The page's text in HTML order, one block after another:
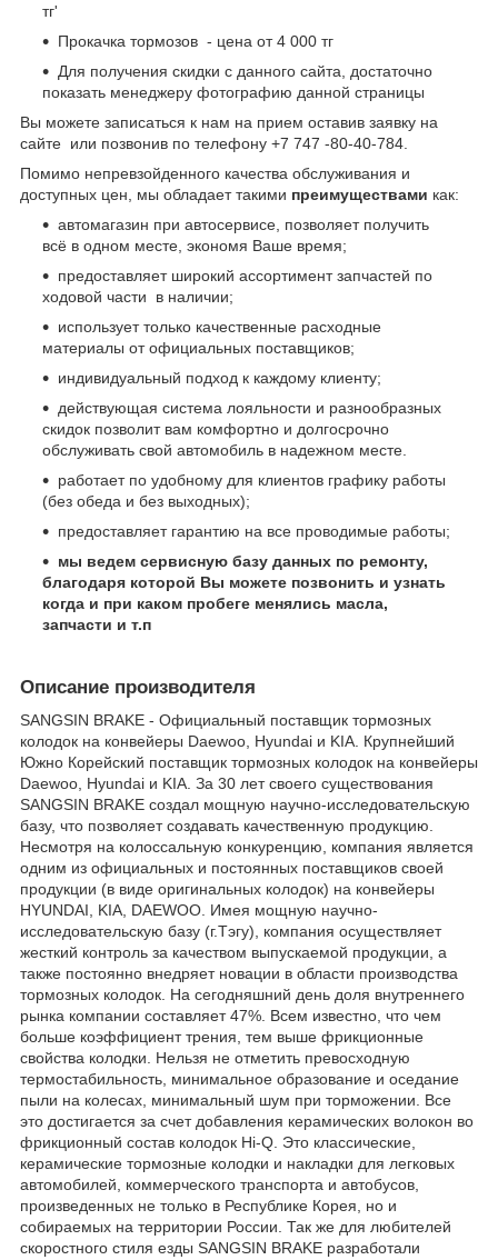
тг'
Прокачка тормозов - цена от 4 000 тг
Для получения скидки с данного сайта, достаточно
показать менеджеру фотографию данной страницы
Вы можете записаться к нам на прием оставив заявку на
сайте или позвонив по телефону +7 747 -80-40-784.
Помимо непревзойденного качества обслуживания и
доступных цен, мы обладает такими преимуществами как:
автомагазин при автосервисе, позволяет получить
всё в одном месте, экономя Ваше время;
предоставляет широкий ассортимент запчастей по
ходовой части в наличии;
использует только качественные расходные
материалы от официальных поставщиков;
индивидуальный подход к каждому клиенту;
действующая система лояльности и разнообразных
скидок позволит вам комфортно и долгосрочно
обслуживать свой автомобиль в надежном месте.
работает по удобному для клиентов графику работы
(без обеда и без выходных);
предоставляет гарантию на все проводимые работы;
мы ведем сервисную базу данных по ремонту,
благодаря которой Вы можете позвонить и узнать
когда и при каком пробеге менялись масла,
запчасти и т.п
Описание производителя
SANGSIN BRAKE - Официальный поставщик тормозных
колодок на конвейеры Daewoo, Hyundai и KIA. Крупнейший
Южно Корейский поставщик тормозных колодок на конвейеры
Daewoo, Hyundai и KIA. За 30 лет своего существования
SANGSIN BRAKE создал мощную научно-исследовательскую
базу, что позволяет создавать качественную продукцию.
Несмотря на колоссальную конкуренцию, компания является
одним из официальных и постоянных поставщиков своей
продукции (в виде оригинальных колодок) на конвейеры
HYUNDAI, KIA, DAEWOO. Имея мощную научно-
исследовательскую базу (г.Тэгу), компания осуществляет
жесткий контроль за качеством выпускаемой продукции, а
также постоянно внедряет новации в области производства
тормозных колодок. На сегодняшний день доля внутреннего
рынка компании составляет 47%. Всем известно, что чем
больше коэффициент трения, тем выше фрикционные
свойства колодки. Нельзя не отметить превосходную
термостабильность, минимальное образование и оседание
пыли на колесах, минимальный шум при торможении. Все
это достигается за счет добавления керамических волокон во
фрикционный состав колодок Hi-Q. Это классические,
керамические тормозные колодки и накладки для легковых
автомобилей, коммерческого транспорта и автобусов,
произведенных не только в Республике Корея, но и
собираемых на территории России. Так же для любителей
скоростного стиля езды SANGSIN BRAKE разработали